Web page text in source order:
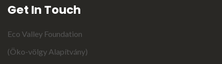
Get In Touch
Eco Valley Foundation
(Öko-völgy Alapítvány)